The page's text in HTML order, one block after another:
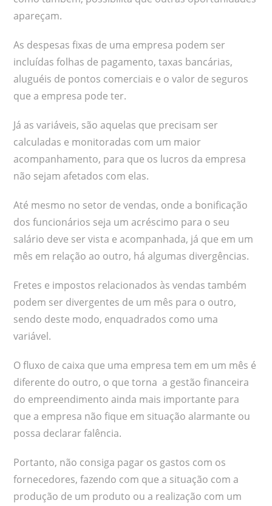
apareçam.
As despesas fixas de uma empresa podem ser
incluídas folhas de pagamento, taxas bancárias,
aluguéis de pontos comerciais e o valor de seguros
que a empresa pode ter.
Já as variáveis, são aquelas que precisam ser
calculadas e monitoradas com um maior
acompanhamento, para que os lucros da empresa
não sejam afetados com elas.
Até mesmo no setor de vendas, onde a bonificação
dos funcionários seja um acréscimo para o seu
salário deve ser vista e acompanhada, já que em um
mês em relação ao outro, há algumas divergências.
Fretes e impostos relacionados às vendas também
podem ser divergentes de um mês para o outro,
sendo deste modo, enquadrados como uma
variável.
O fluxo de caixa que uma empresa tem em um mês é
diferente do outro, o que torna a gestão financeira
do empreendimento ainda mais importante para
que a empresa não fique em situação alarmante ou
possa declarar falência.
Portanto, não consiga pagar os gastos com os
fornecedores, fazendo com que a situação com a
produção de um produto ou a realização com um